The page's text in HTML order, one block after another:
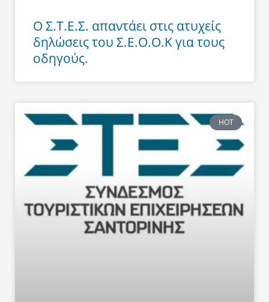
Ο Σ.Τ.Ε.Σ. απαντάει στις ατυχείς
δηλώσεις του Σ.Ε.Ο.Ο.Κ για τους
οδηγούς.
HOT